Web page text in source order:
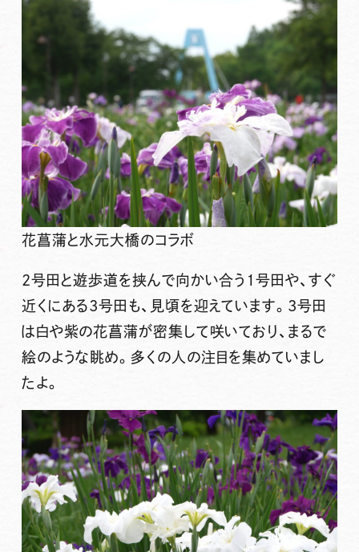
花菖蒲と水元大橋のコラボ
2号田と遊歩道を挟んで向かい合う1号田や、すぐ
近くにある3号田も、見頃を迎えています。3号田
は白や紫の花菖蒲が密集して咲いており、まるで
絵のような眺め。多くの人の注目を集めていまし
たよ。